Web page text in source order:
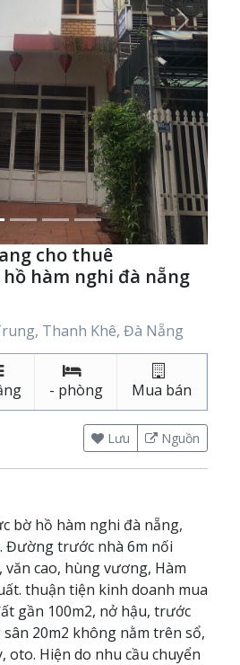
Next
cho thuê
hàm nghi đà nẵng
Thanh Khê, Đà Nẵng
- phòng Mua bán
Lưu Nguồn
bờ hồ hàm nghi đà nẵng,
Đường trước nhà 6m nối
cao, hùng vương, Hàm
thuận tiện kinh doanh mua
gần 100m2, nở hậu, trước
20m2 không nằm trên sổ,
oto. Hiện do nhu cầu chuyển